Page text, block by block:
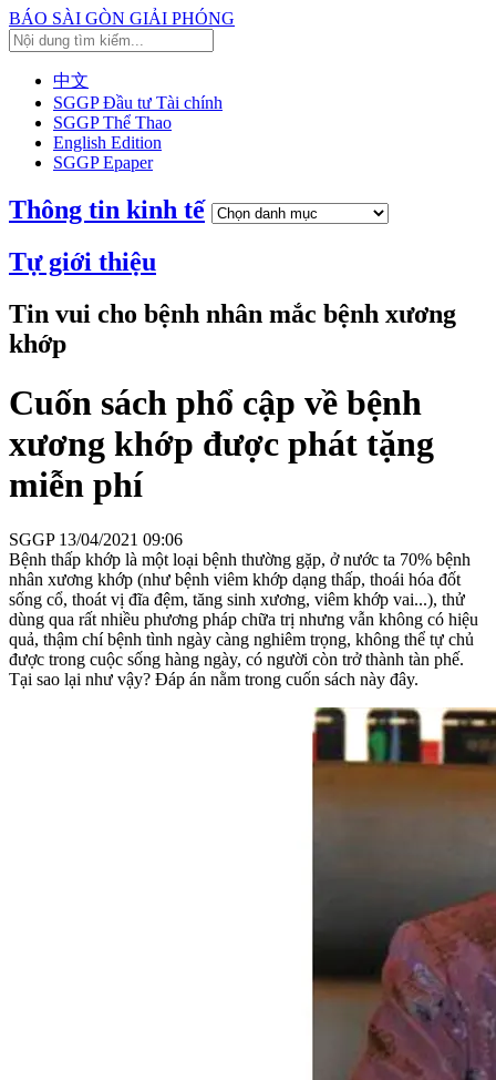
BÁO SÀI GÒN GIẢI PHÓNG
中文
SGGP Đầu tư Tài chính
SGGP Thể Thao
English Edition
SGGP Epaper
Thông tin kinh tế
Tự giới thiệu
Tin vui cho bệnh nhân mắc bệnh xương
khớp
Cuốn sách phổ cập về bệnh
xương khớp được phát tặng
miễn phí
SGGP 13/04/2021 09:06
Bệnh thấp khớp là một loại bệnh thường gặp, ở nước ta 70% bệnh
nhân xương khớp (như bệnh viêm khớp dạng thấp, thoái hóa đốt
sống cổ, thoát vị đĩa đệm, tăng sinh xương, viêm khớp vai...), thử
dùng qua rất nhiều phương pháp chữa trị nhưng vẫn không có hiệu
quả, thậm chí bệnh tình ngày càng nghiêm trọng, không thể tự chủ
được trong cuộc sống hàng ngày, có người còn trở thành tàn phế.
Tại sao lại như vậy? Đáp án nằm trong cuốn sách này đây.